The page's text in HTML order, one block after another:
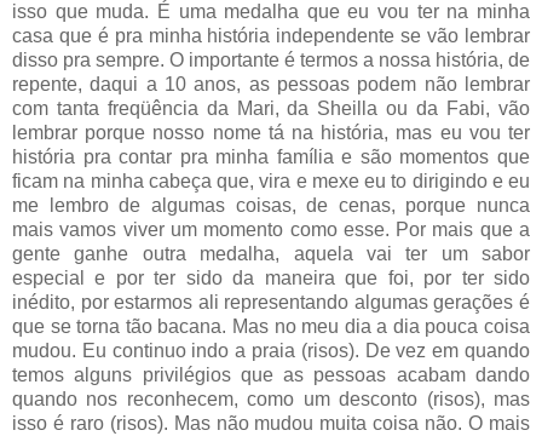
isso que muda. É uma medalha que eu vou ter na minha
casa que é pra minha história independente se vão lembrar
disso pra sempre. O importante é termos a nossa história, de
repente, daqui a 10 anos, as pessoas podem não lembrar
com tanta freqüência da Mari, da Sheilla ou da Fabi, vão
lembrar porque nosso nome tá na história, mas eu vou ter
história pra contar pra minha família e são momentos que
ficam na minha cabeça que, vira e mexe eu to dirigindo e eu
me lembro de algumas coisas, de cenas, porque nunca
mais vamos viver um momento como esse. Por mais que a
gente ganhe outra medalha, aquela vai ter um sabor
especial e por ter sido da maneira que foi, por ter sido
inédito, por estarmos ali representando algumas gerações é
que se torna tão bacana. Mas no meu dia a dia pouca coisa
mudou. Eu continuo indo a praia (risos). De vez em quando
temos alguns privilégios que as pessoas acabam dando
quando nos reconhecem, como um desconto (risos), mas
isso é raro (risos). Mas não mudou muita coisa não. O mais